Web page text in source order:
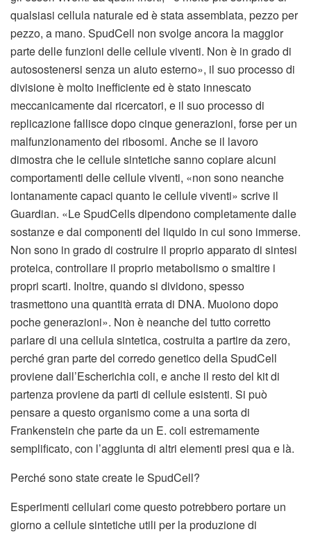
qualsiasi cellula naturale ed è stata assemblata, pezzo per
pezzo, a mano. SpudCell non svolge ancora la maggior
parte delle funzioni delle cellule viventi. Non è in grado di
autosostenersi senza un aiuto esterno», il suo processo di
divisione è molto inefficiente ed è stato innescato
meccanicamente dai ricercatori, e il suo processo di
replicazione fallisce dopo cinque generazioni, forse per un
malfunzionamento dei ribosomi. Anche se il lavoro
dimostra che le cellule sintetiche sanno copiare alcuni
comportamenti delle cellule viventi, «non sono neanche
lontanamente capaci quanto le cellule viventi» scrive il
Guardian. «Le SpudCells dipendono completamente dalle
sostanze e dai componenti del liquido in cui sono immerse.
Non sono in grado di costruire il proprio apparato di sintesi
proteica, controllare il proprio metabolismo o smaltire i
propri scarti. Inoltre, quando si dividono, spesso
trasmettono una quantità errata di DNA. Muoiono dopo
poche generazioni». Non è neanche del tutto corretto
parlare di una cellula sintetica, costruita a partire da zero,
perché gran parte del corredo genetico della SpudCell
proviene dall’Escherichia coli, e anche il resto del kit di
partenza proviene da parti di cellule esistenti. Si può
pensare a questo organismo come a una sorta di
Frankenstein che parte da un E. coli estremamente
semplificato, con l’aggiunta di altri elementi presi qua e là.
Perché sono state create le SpudCell?
Esperimenti cellulari come questo potrebbero portare un
giorno a cellule sintetiche utili per la produzione di